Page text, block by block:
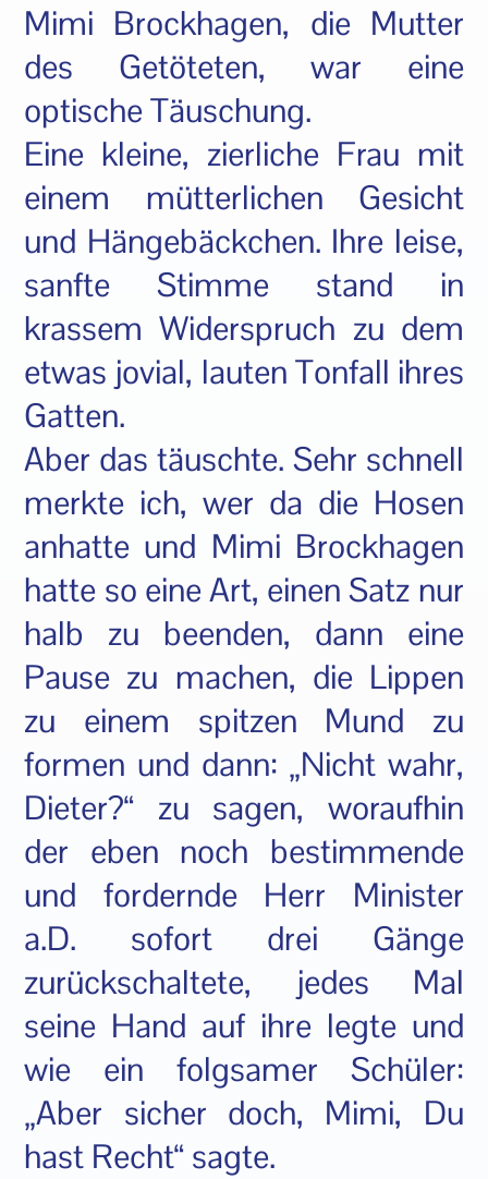
Mimi Brockhagen, die Mutter
des Getöteten, war eine
optische Täuschung.
Eine kleine, zierliche Frau mit
einem mütterlichen Gesicht
und Hängebäckchen. Ihre leise,
sanfte Stimme stand in
krassem Widerspruch zu dem
etwas jovial, lauten Tonfall ihres
Gatten.
Aber das täuschte. Sehr schnell
merkte ich, wer da die Hosen
anhatte und Mimi Brockhagen
hatte so eine Art, einen Satz nur
halb zu beenden, dann eine
Pause zu machen, die Lippen
zu einem spitzen Mund zu
formen und dann: „Nicht wahr,
Dieter?“ zu sagen, woraufhin
der eben noch bestimmende
und fordernde Herr Minister
a.D. sofort drei Gänge
zurückschaltete, jedes Mal
seine Hand auf ihre legte und
wie ein folgsamer Schüler:
„Aber sicher doch, Mimi, Du
hast Recht“ sagte.